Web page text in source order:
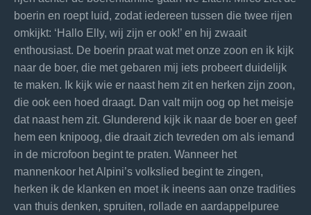
boerin en roept luid, zodat iedereen tussen die twee rijen
omkijkt: ‘Hallo Elly, wij zijn er ook!’ en hij zwaait
enthousiast. De boerin praat wat met onze zoon en ik kijk
naar de boer, die met gebaren mij iets probeert duidelijk
te maken. Ik kijk wie er naast hem zit en herken zijn zoon,
die ook een hoed draagt. Dan valt mijn oog op het meisje
dat naast hem zit. Glunderend kijk ik naar de boer en geef
hem een knipoog, die draait zich tevreden om als iemand
in de microfoon begint te praten. Wanneer het
mannenkoor het Alpini’s volkslied begint te zingen,
herken ik de klanken en moet ik ineens aan onze tradities
van thuis denken, spruiten, rollade en aardappelpuree